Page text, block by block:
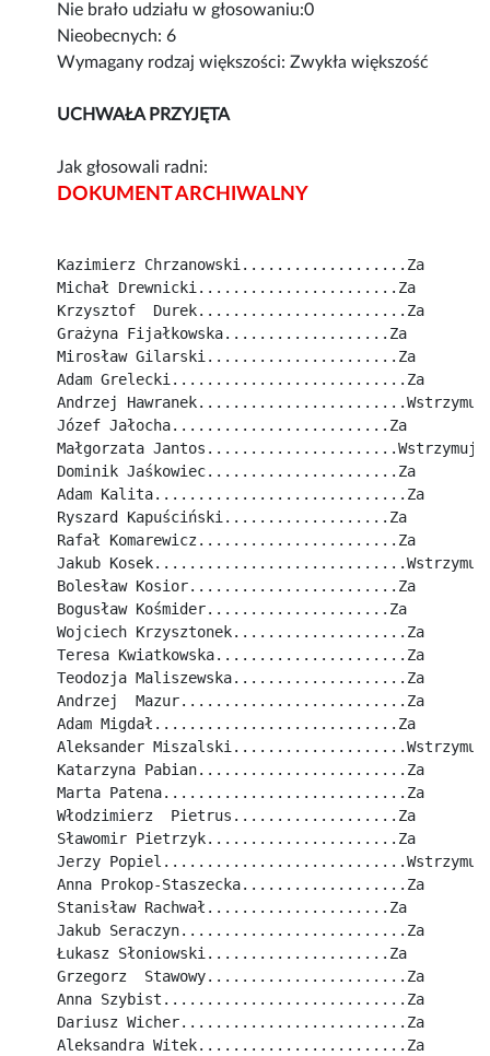
Nie brało udziału w głosowaniu:0
Nieobecnych: 6
Wymagany rodzaj większości: Zwykła większość
UCHWAŁA PRZYJĘTA
Jak głosowali radni:
DOKUMENT ARCHIWALNY
Kazimierz Chrzanowski...................Za
Michał Drewnicki.......................Za
Krzysztof  Durek........................Za
Grażyna Fijałkowska...................Za
Mirosław Gilarski......................Za
Adam Grelecki...........................Za
Andrzej
Józef Jałocha.........................Za
Małgorzata
Dominik Jaśkowiec......................Za
Adam Kalita.............................Za
Ryszard Kapuściński...................Za
Rafał Komarewicz.......................Za
Jakub
Bolesław Kosior........................Za
Bogusław Kośmider.....................Za
Wojciech Krzysztonek....................Za
Teresa Kwiatkowska......................Za
Teodozja Maliszewska....................Za
Andrzej  Mazur..........................Za
Adam Migdał............................Za
Aleksander
Katarzyna Pabian........................Za
Marta Patena............................Za
Włodzimierz  Pietrus...................Za
Sławomir Pietrzyk......................Za
Jerzy
Anna Prokop-Staszecka...................Za
Stanisław Rachwał.....................Za
Jakub Seraczyn..........................Za
Łukasz Słoniowski.....................Za
Grzegorz  Stawowy.......................Za
Anna Szybist............................Za
Dariusz Wicher..........................Za
Aleksandra Witek........................Za